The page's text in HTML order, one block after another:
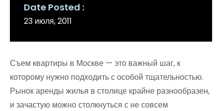
Date Posted
23 июля, 2011
Съем квартиры в Москве — это важный шаг, к
которому нужно подходить с особой тщательностью.
Рынок аренды жилья в столице крайне разнообразен,
и зачастую можно столкнуться с не совсем